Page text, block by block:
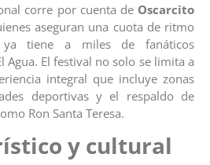
corre por cuenta de Oscarcito
aseguran una cuota de ritmo
tiene a miles de fanáticos
Agua. El festival no solo se limita a
integral que incluye zonas
deportivas y el respaldo de
Ron Santa Teresa.
y cultural